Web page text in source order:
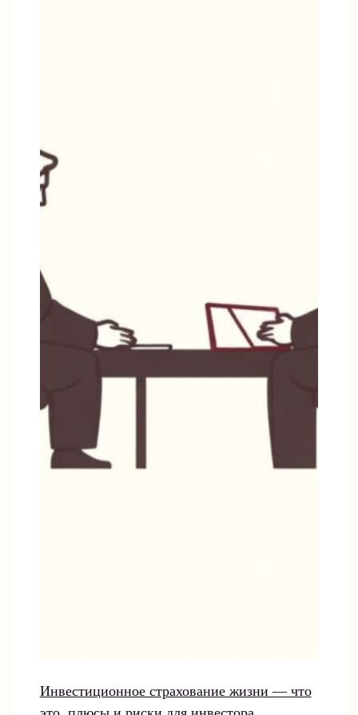
Инвестиционное страхование жизни — что